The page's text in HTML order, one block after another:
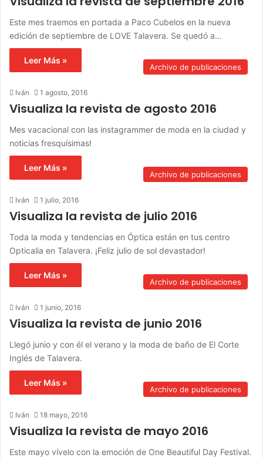
Este mes traemos en portada a Paco Cubelos en la nueva
edición de septiembre de LOVE Talavera. Se quedó a…
Leer Más »
Archivo de publicaciones
Iván 1 agosto, 2016
Visualiza la revista de agosto 2016
Mes vacacional con las instagrammer de moda en la ciudad y
noticias fresquísimas!
Leer Más »
Archivo de publicaciones
Iván 1 julio, 2016
Visualiza la revista de julio 2016
Toda la moda y tendencias en Óptica están en tus centro
Opticalia en Talavera. ¡Feliz julio de sol devastador!
Leer Más »
Archivo de publicaciones
Iván 1 junio, 2016
Visualiza la revista de junio 2016
Llegó junio y con él el verano y la moda de baño de El Corte
Inglés de Talavera.
Leer Más »
Archivo de publicaciones
Iván 18 mayo, 2016
Visualiza la revista de mayo 2016
Este mayo vívelo con la emoción de One Beautiful Day Festival.